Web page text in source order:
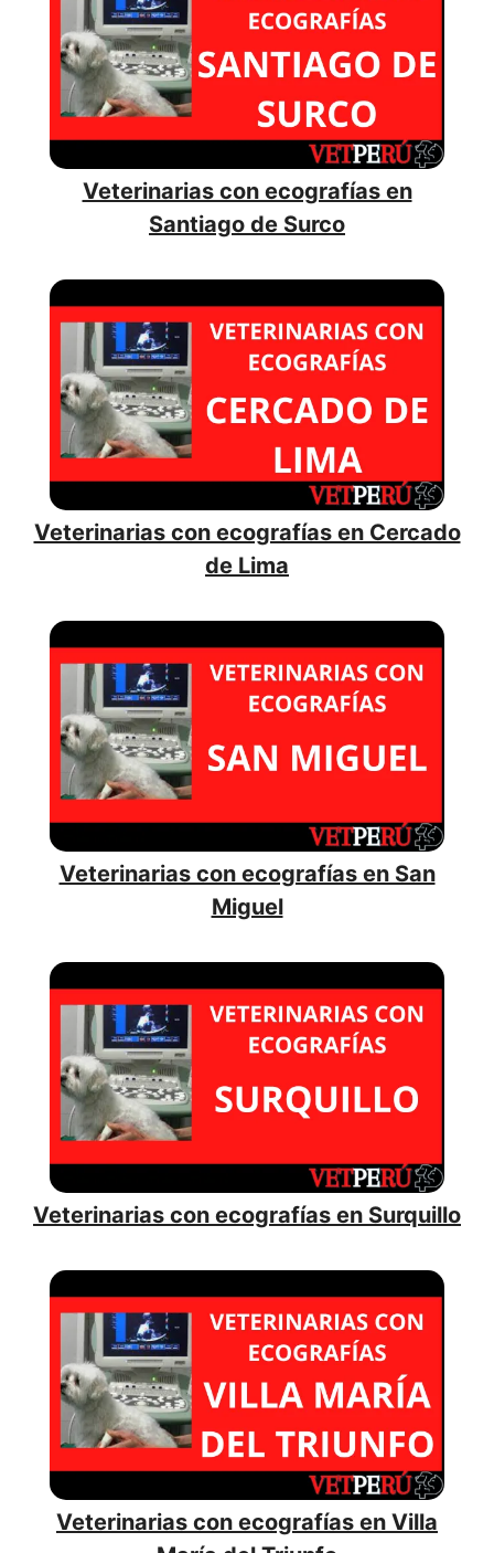
Veterinarias con ecografías en
Santiago de Surco
Veterinarias con ecografías en Cercado
de Lima
Veterinarias con ecografías en San
Miguel
Veterinarias con ecografías en Surquillo
Veterinarias con ecografías en Villa